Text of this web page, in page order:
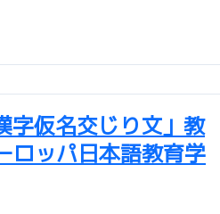
仮名交じり文」教
ロッパ日本語教育学